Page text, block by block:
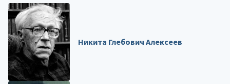
Никита Глебович Алексеев